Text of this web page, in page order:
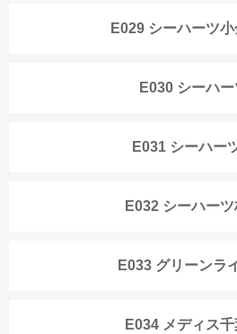
E029 シーハーツ
E030 シーハ
E031 シーハー
E032 シーハー
E033 グリーンラ
E034 メディス